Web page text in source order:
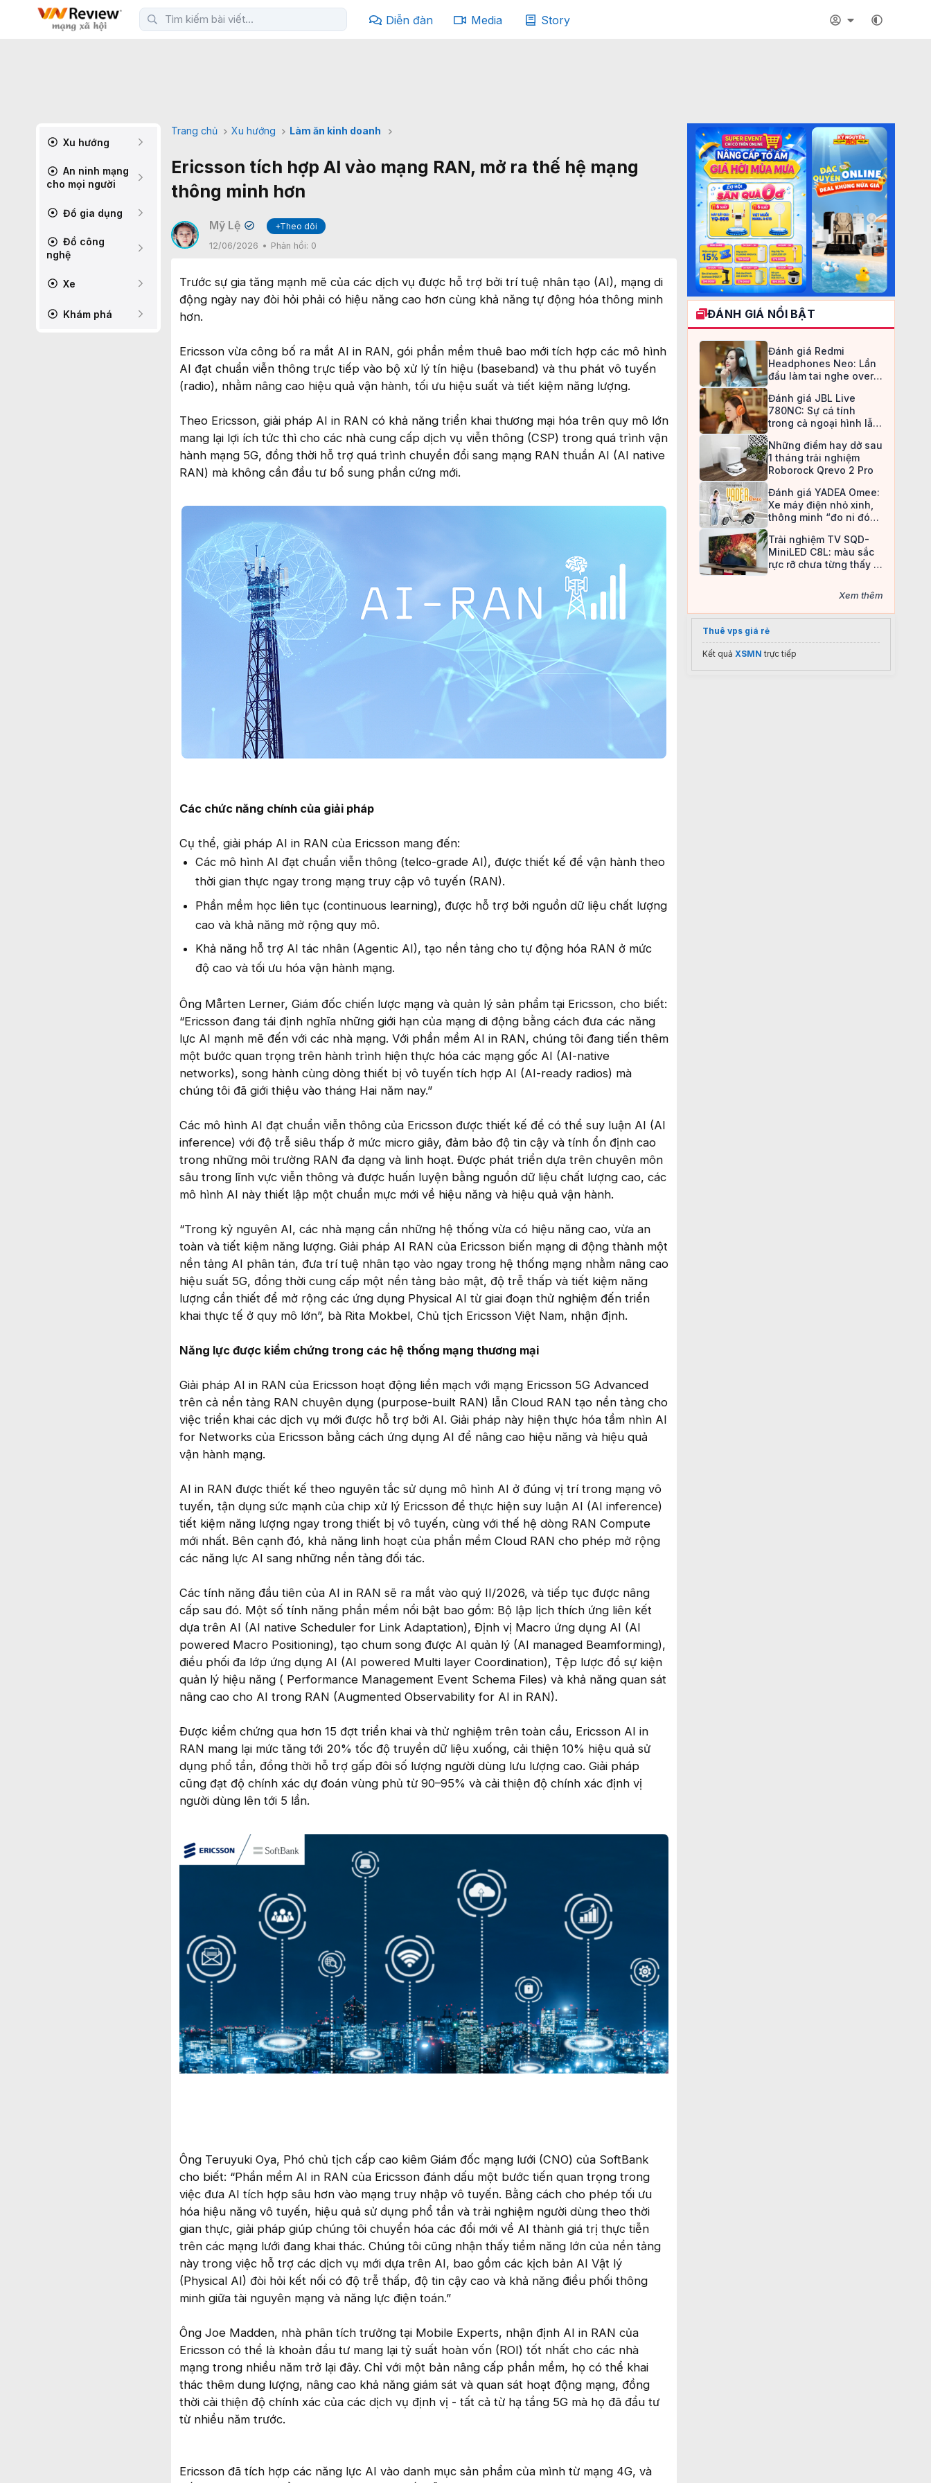
Diễn đàn Media Story
Xu hướng
An ninh mạng
cho mọi người
Đồ gia dụng
Đồ công
nghệ
Xe
Khám phá
Trang chủ Xu hướng Làm ăn kinh doanh
Ericsson tích hợp AI vào mạng RAN, mở ra thế hệ mạng
thông minh hơn
Mỹ Lệ ✔
+Theo dõi
12/06/2026
Phản hồi: 0
Trước sự gia tăng mạnh mẽ của các dịch vụ được hỗ trợ bởi trí tuệ nhân tạo (AI), mạng di
động ngày nay đòi hỏi phải có hiệu năng cao hơn cùng khả năng tự động hóa thông minh
hơn.
Ericsson vừa công bố ra mắt AI in RAN, gói phần mềm thuê bao mới tích hợp các mô hình
AI đạt chuẩn viễn thông trực tiếp vào bộ xử lý tín hiệu (baseband) và thu phát vô tuyến
(radio), nhằm nâng cao hiệu quả vận hành, tối ưu hiệu suất và tiết kiệm năng lượng.
Theo Ericsson, giải pháp AI in RAN có khả năng triển khai thương mại hóa trên quy mô lớn
mang lại lợi ích tức thì cho các nhà cung cấp dịch vụ viễn thông (CSP) trong quá trình vận
hành mạng 5G, đồng thời hỗ trợ quá trình chuyển đổi sang mạng RAN thuần AI (AI native
RAN) mà không cần đầu tư bổ sung phần cứng mới.
Các chức năng chính của giải pháp
Cụ thể, giải pháp AI in RAN của Ericsson mang đến:
Các mô hình AI đạt chuẩn viễn thông (telco-grade AI), được thiết kế để vận hành theo
thời gian thực ngay trong mạng truy cập vô tuyến (RAN).
Phần mềm học liên tục (continuous learning), được hỗ trợ bởi nguồn dữ liệu chất lượng
cao và khả năng mở rộng quy mô.
Khả năng hỗ trợ AI tác nhân (Agentic AI), tạo nền tảng cho tự động hóa RAN ở mức
độ cao và tối ưu hóa vận hành mạng.
Ông Mårten Lerner, Giám đốc chiến lược mạng và quản lý sản phẩm tại Ericsson, cho biết:
“Ericsson đang tái định nghĩa những giới hạn của mạng di động bằng cách đưa các năng
lực AI mạnh mẽ đến với các nhà mạng. Với phần mềm AI in RAN, chúng tôi đang tiến thêm
một bước quan trọng trên hành trình hiện thực hóa các mạng gốc AI (AI-native
networks), song hành cùng dòng thiết bị vô tuyến tích hợp AI (AI-ready radios) mà
chúng tôi đã giới thiệu vào tháng Hai năm nay.”
Các mô hình AI đạt chuẩn viễn thông của Ericsson được thiết kế để có thể suy luận AI (AI
inference) với độ trễ siêu thấp ở mức micro giây, đảm bảo độ tin cậy và tính ổn định cao
trong những môi trường RAN đa dạng và linh hoạt. Được phát triển dựa trên chuyên môn
sâu trong lĩnh vực viễn thông và được huấn luyện bằng nguồn dữ liệu chất lượng cao, các
mô hình AI này thiết lập một chuẩn mực mới về hiệu năng và hiệu quả vận hành.
“Trong kỷ nguyên AI, các nhà mạng cần những hệ thống vừa có hiệu năng cao, vừa an
toàn và tiết kiệm năng lượng. Giải pháp AI RAN của Ericsson biến mạng di động thành một
nền tảng AI phân tán, đưa trí tuệ nhân tạo vào ngay trong hệ thống mạng nhằm nâng cao
hiệu suất 5G, đồng thời cung cấp một nền tảng bảo mật, độ trễ thấp và tiết kiệm năng
lượng cần thiết để mở rộng các ứng dụng Physical AI từ giai đoạn thử nghiệm đến triển
khai thực tế ở quy mô lớn”, bà Rita Mokbel, Chủ tịch Ericsson Việt Nam, nhận định.
Năng lực được kiểm chứng trong các hệ thống mạng thương mại
Giải pháp AI in RAN của Ericsson hoạt động liền mạch với mạng Ericsson 5G Advanced
trên cả nền tảng RAN chuyên dụng (purpose-built RAN) lẫn Cloud RAN tạo nền tảng cho
việc triển khai các dịch vụ mới được hỗ trợ bởi AI. Giải pháp này hiện thực hóa tầm nhìn AI
for Networks của Ericsson bằng cách ứng dụng AI để nâng cao hiệu năng và hiệu quả
vận hành mạng.
AI in RAN được thiết kế theo nguyên tắc sử dụng mô hình AI ở đúng vị trí trong mạng vô
tuyến, tận dụng sức mạnh của chip xử lý Ericsson để thực hiện suy luận AI (AI inference)
tiết kiệm năng lượng ngay trong thiết bị vô tuyến, cùng với thế hệ dòng RAN Compute
mới nhất. Bên cạnh đó, khả năng linh hoạt của phần mềm Cloud RAN cho phép mở rộng
các năng lực AI sang những nền tảng đối tác.
Các tính năng đầu tiên của AI in RAN sẽ ra mắt vào quý II/2026, và tiếp tục được nâng
cấp sau đó. Một số tính năng phần mềm nổi bật bao gồm: Bộ lập lịch thích ứng liên kết
dựa trên AI (AI native Scheduler for Link Adaptation), Định vị Macro ứng dụng AI (AI
powered Macro Positioning), tạo chum song được AI quản lý (AI managed Beamforming),
điều phối đa lớp ứng dụng AI (AI powered Multi layer Coordination), Tệp lược đồ sự kiện
quản lý hiệu năng ( Performance Management Event Schema Files) và khả năng quan sát
nâng cao cho AI trong RAN (Augmented Observability for AI in RAN).
Được kiểm chứng qua hơn 15 đợt triển khai và thử nghiệm trên toàn cầu, Ericsson AI in
RAN mang lại mức tăng tới 20% tốc độ truyền dữ liệu xuống, cải thiện 10% hiệu quả sử
dụng phổ tần, đồng thời hỗ trợ gấp đôi số lượng người dùng lưu lượng cao. Giải pháp
cũng đạt độ chính xác dự đoán vùng phủ từ 90–95% và cải thiện độ chính xác định vị
người dùng lên tới 5 lần.
Ông Teruyuki Oya, Phó chủ tịch cấp cao kiêm Giám đốc mạng lưới (CNO) của SoftBank
cho biết: “Phần mềm AI in RAN của Ericsson đánh dấu một bước tiến quan trọng trong
việc đưa AI tích hợp sâu hơn vào mạng truy nhập vô tuyến. Bằng cách cho phép tối ưu
hóa hiệu năng vô tuyến, hiệu quả sử dụng phổ tần và trải nghiệm người dùng theo thời
gian thực, giải pháp giúp chúng tôi chuyển hóa các đổi mới về AI thành giá trị thực tiễn
trên các mạng lưới đang khai thác. Chúng tôi cũng nhận thấy tiềm năng lớn của nền tảng
này trong việc hỗ trợ các dịch vụ mới dựa trên AI, bao gồm các kịch bản AI Vật lý
(Physical AI) đòi hỏi kết nối có độ trễ thấp, độ tin cậy cao và khả năng điều phối thông
minh giữa tài nguyên mạng và năng lực điện toán.”
Ông Joe Madden, nhà phân tích trưởng tại Mobile Experts, nhận định AI in RAN của
Ericsson có thể là khoản đầu tư mang lại tỷ suất hoàn vốn (ROI) tốt nhất cho các nhà
mạng trong nhiều năm trở lại đây. Chỉ với một bản nâng cấp phần mềm, họ có thể khai
thác thêm dung lượng, nâng cao khả năng giám sát và quan sát hoạt động mạng, đồng
thời cải thiện độ chính xác của các dịch vụ định vị - tất cả từ hạ tầng 5G mà họ đã đầu tư
từ nhiều năm trước.
Ericsson đã tích hợp các năng lực AI vào danh mục sản phẩm của mình từ mạng 4G, và
ĐÁNH GIÁ NỔI BẬT
Đánh giá Redmi
Headphones Neo: Lần
đầu làm tai nghe over-
an toàn
Đánh giá JBL Live
780NC: Sự cá tính
trong cả ngoại hình lẫn
Những điểm hay dở sau
1 tháng trải nghiệm
Roborock Qrevo 2 Pro
Đánh giá YADEA Omee:
Xe máy điện nhỏ xinh,
thông minh “đo ni đóng
Trải nghiệm TV SQD-
MiniLED C8L: màu sắc
rực rỡ chưa từng thấy ở
Xem thêm
Thuê vps giá rẻ
Kết quả XSMN trực tiếp